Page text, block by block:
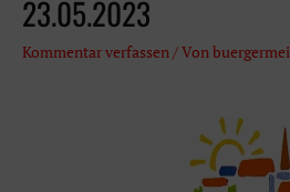
23.05.2023
Kommentar verfassen/ Von